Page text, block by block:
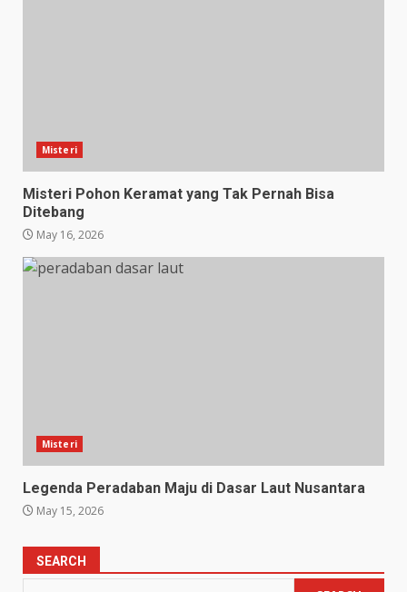
Misteri
Misteri Pohon Keramat yang Tak Pernah Bisa
Ditebang
May 16, 2026
Misteri
Legenda Peradaban Maju di Dasar Laut Nusantara
May 15, 2026
SEARCH